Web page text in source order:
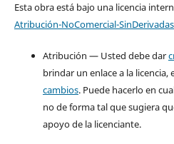
Esta obra está bajo una licencia
Atribución-NoComercial-
Atribución — Usted debe dar
brindar un enlace a la licencia,
cambios. Puede hacerlo en
no de forma tal que sugiera
apoyo de la licenciante.